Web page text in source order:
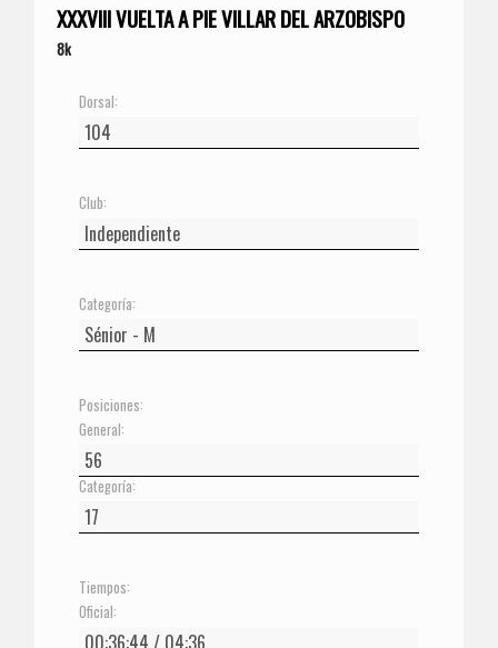
XXXVIII VUELTA A PIE VILLAR DEL ARZOBISPO
8k
Dorsal:
Club:
Categoría:
Posiciones:
General:
Categoría:
Tiempos:
Oficial: